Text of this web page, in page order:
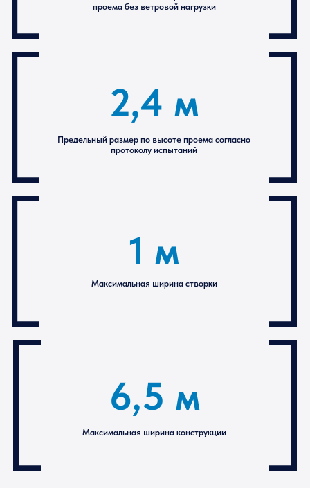
Предельный размер по высоте проема согласно
2,4 м
проема без ветровой нагрузки
2,2 м
Максимальная ширина створки
1 м